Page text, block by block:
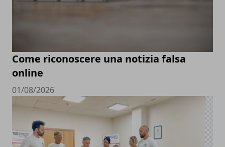
Come riconoscere una notizia falsa
online
01/08/2026